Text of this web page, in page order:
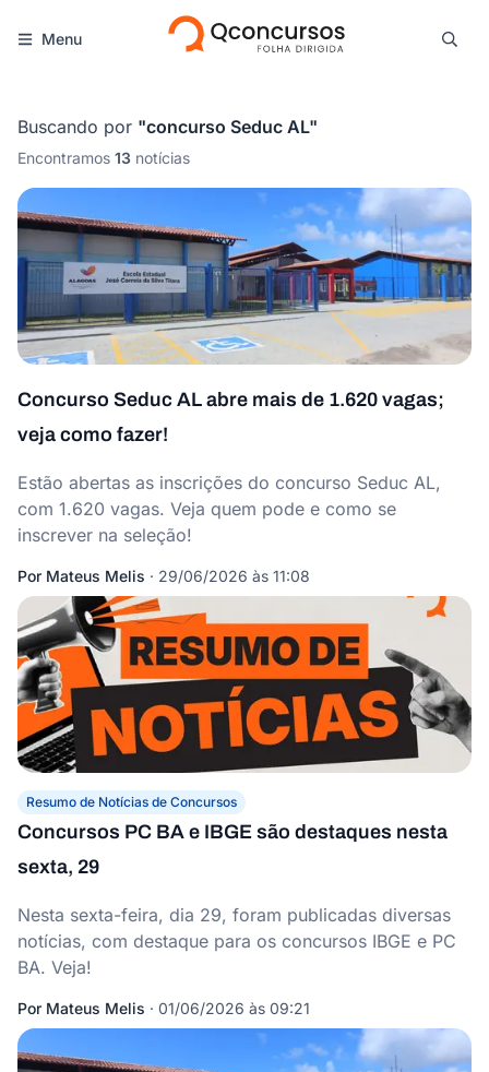
Menu
Buscando por "concurso Seduc AL"
Encontramos 13 notícias
Concurso Seduc AL abre mais de 1.620 vagas;
veja como fazer!
Estão abertas as inscrições do concurso Seduc AL,
com 1.620 vagas. Veja quem pode e como se
inscrever na seleção!
Por Mateus Melis · 29/06/2026 às 11:08
Resumo de Notícias de Concursos
Concursos PC BA e IBGE são destaques nesta
sexta, 29
Nesta sexta-feira, dia 29, foram publicadas diversas
notícias, com destaque para os concursos IBGE e PC
BA. Veja!
Por Mateus Melis · 01/06/2026 às 09:21